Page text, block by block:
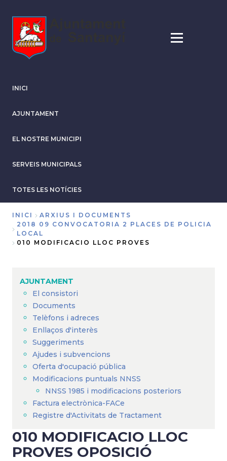
contingut
INICI
AJUNTAMENT
EL NOSTRE MUNICIPI
SERVEIS MUNICIPALS
TOTES LES NOTÍCIES
Fil
d'Ariadna
INICI
ARXIUS I DOCUMENTS
2018 09 CONVOCATORIA 2 PLACES DE POLICIA
LOCAL
010 MODIFICACIO LLOC PROVES
AJUNTAMENT
El consistori
Documents
Telèfons i adreces
Enllaços d'interès
Suggeriments
Ajudes i subvencions
Oferta d'ocupació pública
Modificacions puntuals NNSS
NNSS 1985 i modificacions posteriors
Factura electrònica-FACe
Registre d'Activitats de Tractament
010 MODIFICACIO LLOC
PROVES OPOSICIÓ